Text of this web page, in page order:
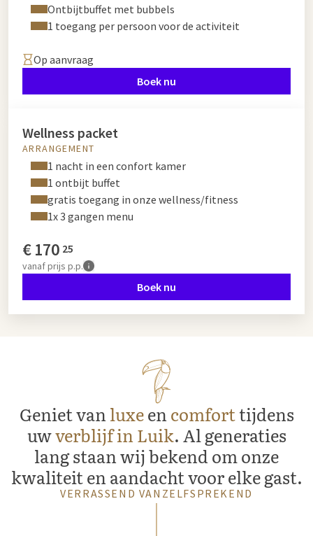
Ontbijtbuffet met bubbels
1 toegang per persoon voor de activiteit
Op aanvraag
Boek nu
Wellness packet
ARRANGEMENT
1 nacht in een confort kamer
1 ontbijt buffet
gratis toegang in onze wellness/fitness
1x 3 gangen menu
€170 25
vanafprijs p.p.
Boek nu
Geniet vanluxeencomforttijdens
uwverblijf in Luik. Al generaties
lang staan wij bekend om onze
kwaliteit en aandacht voor elke gast.
VERRASSEND VANZELFSPREKEND